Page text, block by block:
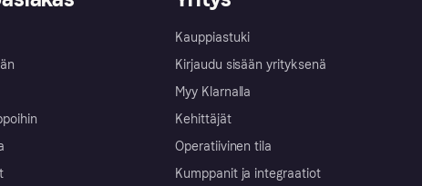
Kauppiastuki
Kirjaudu sisään yrityksenä
Myy Klarnalla
Kehittäjät
Operatiivinen tila
Kumppanit ja integraatiot